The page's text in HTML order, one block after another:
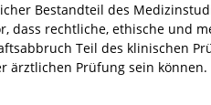
Bestandteil des
dass rechtliche, ethische und
Teil des klinischen
ärztlichen Prüfung sein können.